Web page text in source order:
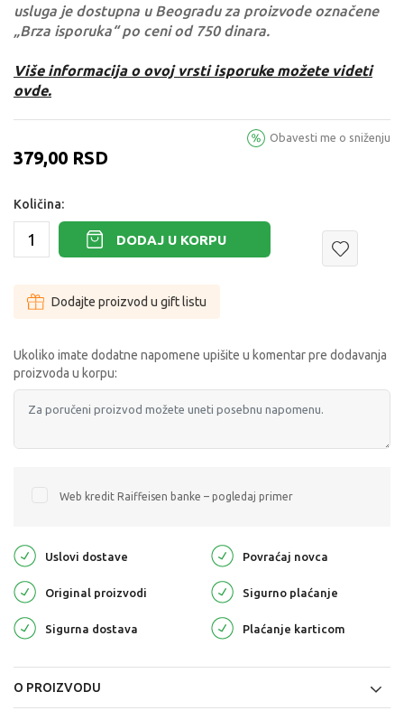
usluga je dostupna u Beogradu za proizvode označene
„Brza isporuka“ po ceni od 750 dinara.
Više informacija o ovoj vrsti isporuke možete videti
ovde.
379,00 RSD
Obavesti me o sniženju
Količina:
DODAJ U KORPU
Dodajte proizvod u gift listu
Ukoliko imate dodatne napomene upišite u komentar pre dodavanja
proizvoda u korpu:
Web kredit Raiffeisen banke – pogledaj primer
Uslovi dostave Povraćaj novca
Original proizvodi Sigurno plaćanje
Sigurna dostava Plaćanje karticom
O PROIZVODU